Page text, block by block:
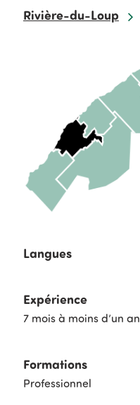
Rivière-du-Loup
Langues
Expérience
7 mois à moins d’un an
Formations
Professionnel